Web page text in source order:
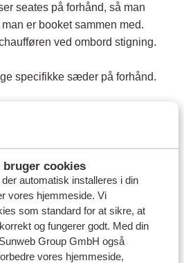
bruger cookies
automatisk installeres i din
vores hjemmeside. Vi
som standard for at sikre, at
og fungerer godt. Med din
Group GmbH også
vores hjemmeside,
seates på forhånd, så man
er booket sammen med.
ved ombord stigning.
specifikke sæder på forhånd.
emne
med på busrejsen?
gyldigt ved ankomst eller